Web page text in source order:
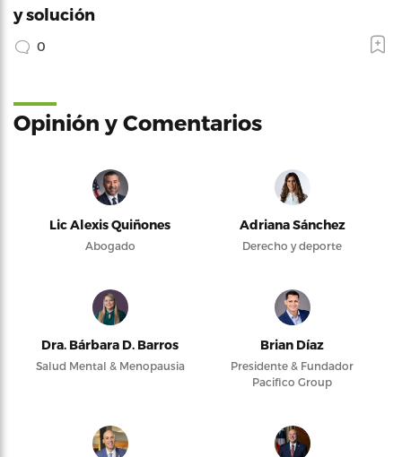
y solución
0
Opinión y Comentarios
Lic Alexis Quiñones
Abogado
Adriana Sánchez
Derecho y deporte
Dra. Bárbara D. Barros
Salud Mental & Menopausia
Brian Díaz
Presidente & Fundador
Pacifico Group